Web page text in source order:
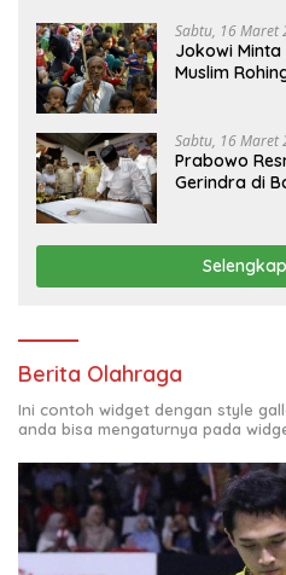
Sabtu, 16
Jokowi Minta
Muslim
Sabtu, 16
Prabowo
Gerindra di
Berita Olahraga
Ini contoh widget dengan style
anda bisa mengaturnya pada